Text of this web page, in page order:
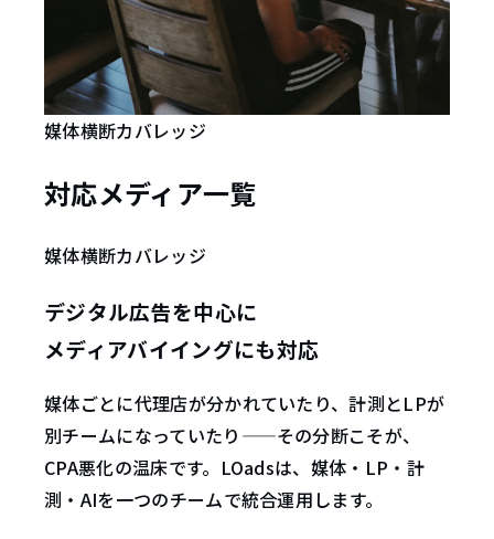
媒体横断カバレッジ
対応メディア一覧
媒体横断カバレッジ
デジタル広告を中心に
メディアバイイングにも対応
媒体ごとに代理店が分かれていたり、計測とLPが
別チームになっていたり——その分断こそが、
CPA悪化の温床です。LOadsは、媒体・LP・計
測・AIを一つのチームで統合運用します。